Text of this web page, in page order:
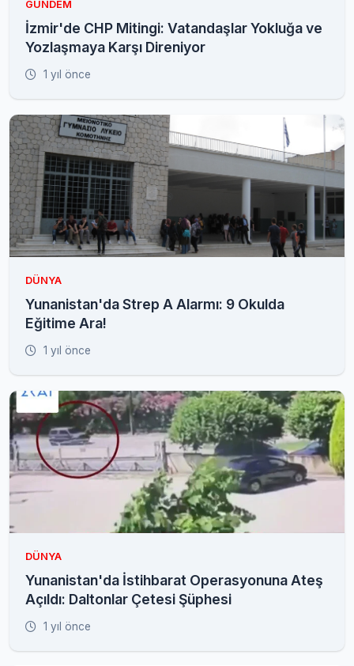
GÜNDEM
İzmir'de CHP Mitingi: Vatandaşlar Yokluğa ve
Yozlaşmaya Karşı Direniyor
1 yıl önce
DÜNYA
Yunanistan'da Strep A Alarmı: 9 Okulda
Eğitime Ara!
1 yıl önce
DÜNYA
Yunanistan'da İstihbarat Operasyonuna Ateş
Açıldı: Daltonlar Çetesi Şüphesi
1 yıl önce